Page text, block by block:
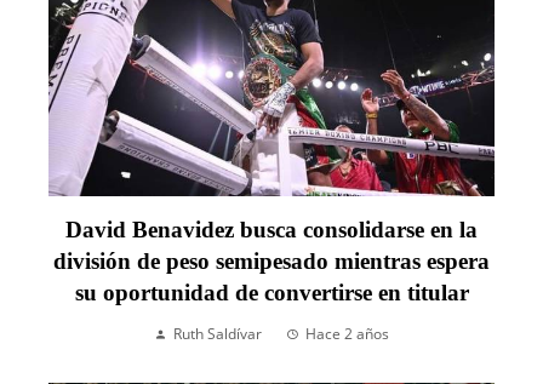
David Benavidez busca consolidarse en la
división de peso semipesado mientras espera
su oportunidad de convertirse en titular
Ruth Saldívar Hace 2 años